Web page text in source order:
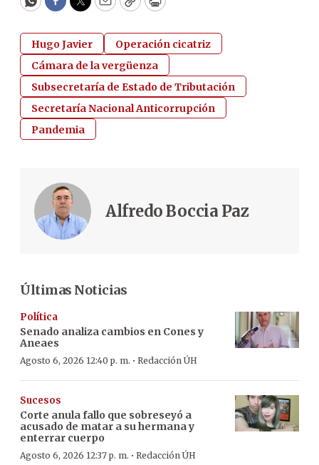
WhatsApp
Facebook
Twitter
EmailCopyPrint
Hugo Javier
Operación cicatriz
Cámara de la vergüenza
Subsecretaría de Estado de Tributación
Secretaría Nacional Anticorrupción
Pandemia
Alfredo Boccia Paz
Últimas Noticias
Política
Senado analiza cambios en Cones y
Aneaes
Agosto 6, 2026 12:40 p. m. · Redacción ÚH
Sucesos
Corte anula fallo que sobreseyó a
acusado de matar a su hermana y
enterrar cuerpo
Agosto 6, 2026 12:37 p. m. · Redacción ÚH